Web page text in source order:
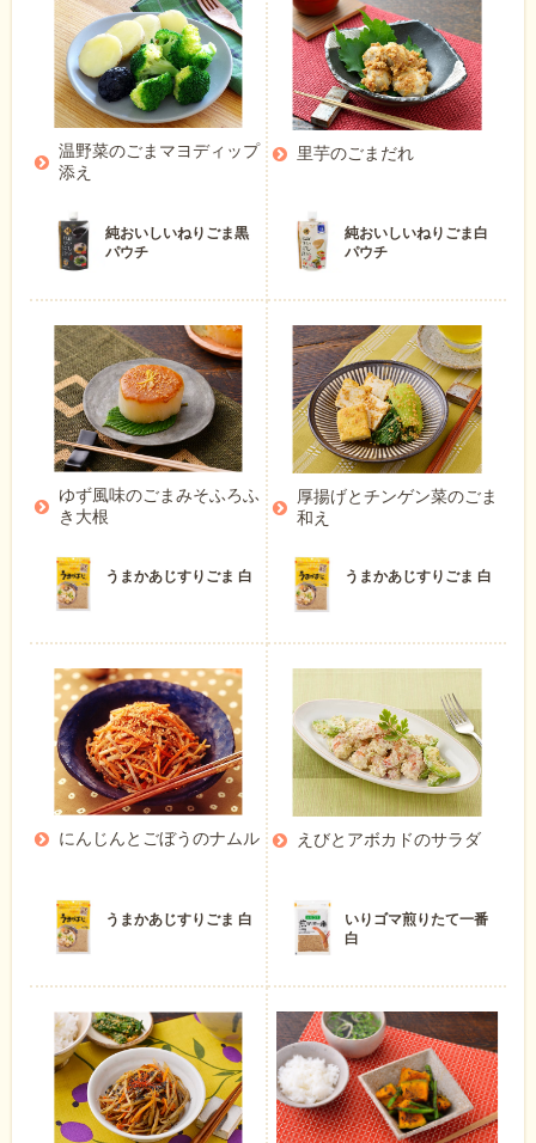
温野菜のごまマヨディップ
添え
純おいしいねりごま黒
パウチ
里芋のごまだれ
純おいしいねりごま白
パウチ
ゆず風味のごまみそふろふ
き大根
うまかあじすりごま 白
厚揚げとチンゲン菜のごま
和え
うまかあじすりごま 白
にんじんとごぼうのナムル
うまかあじすりごま 白
えびとアボカドのサラダ
いりゴマ煎りたて一番
白